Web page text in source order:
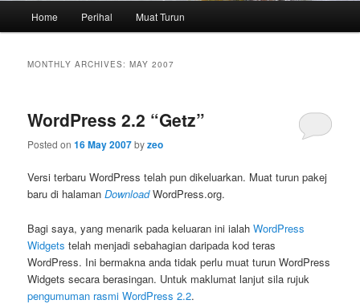
Home Perihal Muat Turun
MONTHLY ARCHIVES:MAY 2007
WordPress 2.2 “Getz”
Posted on16 May 2007byzeo
Versi terbaru WordPress telah pun dikeluarkan. Muat turun pakej
baru di halamanDownloadWordPress.org.
Bagi saya, yang menarik pada keluaran ini ialahWordPress
Widgets telah menjadi sebahagian daripada kod teras
WordPress. Ini bermakna anda tidak perlu muat turun WordPress
Widgets secara berasingan. Untuk maklumat lanjut sila rujuk
pengumuman rasmi WordPress 2.2.